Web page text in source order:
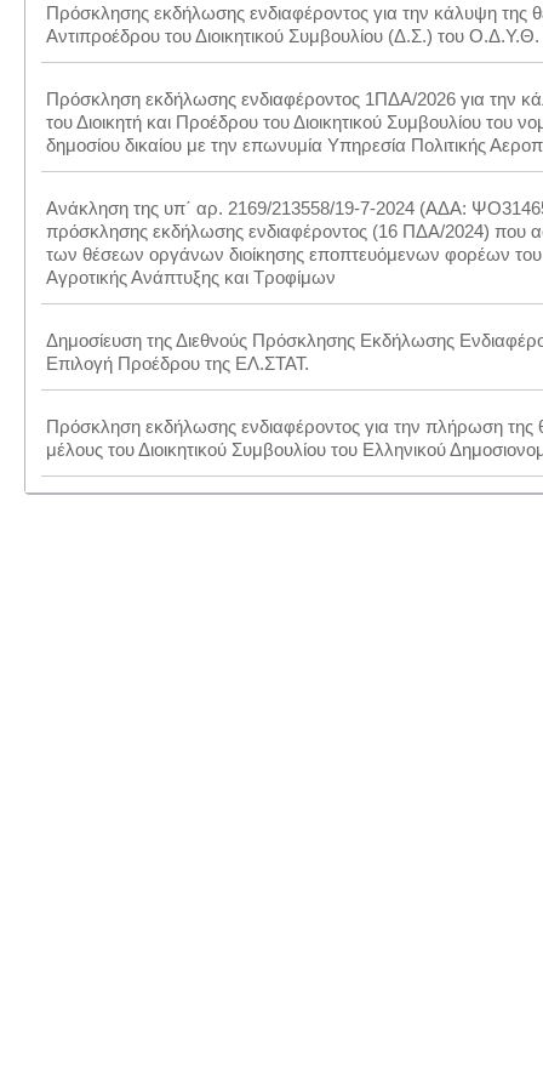
Πρόσκλησης εκδήλωσης ενδιαφέροντος για την κάλυψη της
Αντιπροέδρου του Διοικητικού Συμβουλίου (Δ.Σ.) του Ο.Δ.Υ.Θ.
Πρόσκληση εκδήλωσης ενδιαφέροντος 1ΠΔΑ/2026 για την
του Διοικητή και Προέδρου του Διοικητικού Συμβουλίου του
δημοσίου δικαίου με την επωνυμία Υπηρεσία Πολιτικής
Ανάκληση της υπ΄ αρ. 2169/213558/19-7-2024 (ΑΔΑ:
πρόσκλησης εκδήλωσης ενδιαφέροντος (16 ΠΔΑ/2024) που
των θέσεων οργάνων διοίκησης εποπτευόμενων φορέων
Αγροτικής Ανάπτυξης και Τροφίμων
Δημοσίευση της Διεθνούς Πρόσκλησης Εκδήλωσης
Επιλογή Προέδρου της ΕΛ.ΣΤΑΤ.
Πρόσκληση εκδήλωσης ενδιαφέροντος για την πλήρωση της
μέλους του Διοικητικού Συμβουλίου του Ελληνικού